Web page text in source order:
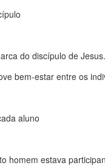
do discípulo de Jesus.
bem-estar entre os
aluno
homem estava